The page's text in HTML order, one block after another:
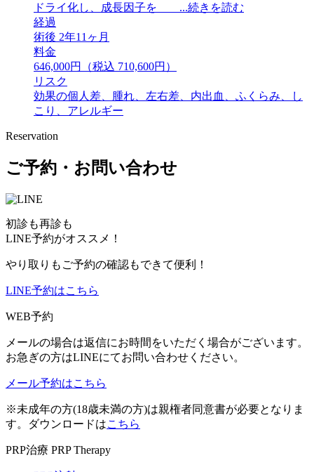
ドライ化し、成長因子を ...続きを読む
経過
術後 2年11ヶ月
料金
646,000円（税込 710,600円）
リスク
効果の個人差、腫れ、左右差、内出血、ふくらみ、し
こり、アレルギー
Reservation
ご予約・お問い合わせ
初診も再診も
LINE予約がオススメ！
やり取りもご予約の確認もできて便利！
LINE予約はこちら
WEB予約
メールの場合は返信にお時間をいただく場合がございます。
お急ぎの方はLINEにてお問い合わせください。
メール予約はこちら
※未成年の方(18歳未満の方)は親権者同意書が必要となりま
す。ダウンロードはこちら
PRP治療 PRP Therapy